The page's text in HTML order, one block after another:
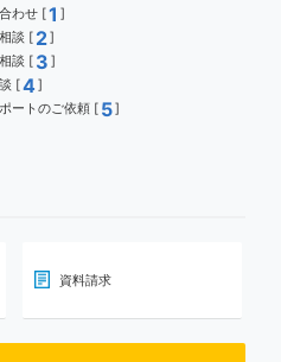
わせ [1 ]
談 [ 2]
談 [ 3 ]
[4]
ートのご依頼 [ 5]
資料請求